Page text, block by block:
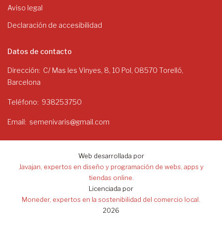
Aviso legal
Declaración de accesibilidad
Datos de contacto
Dirección
C/ Mas les Vinyes, 8, 10 Pol, 08570 Torelló,
Barcelona
Teléfono 938253750
Email semenivaris@gmail.com
Web desarrollada por
Javajan, expertos en diseño y programación de webs, apps y
tiendas online.
Licenciada por
Moneder, expertos en la sostenibilidad del comercio local.
2026